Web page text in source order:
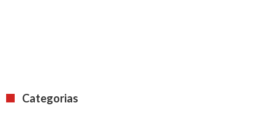
Categorias